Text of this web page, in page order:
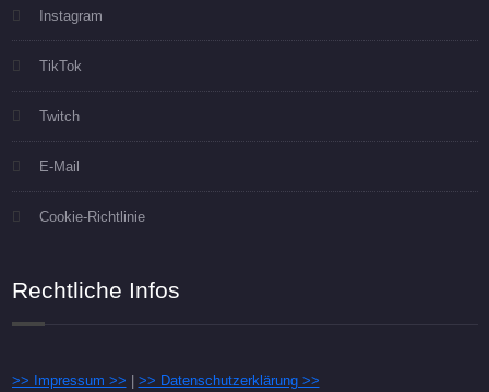
Instagram
TikTok
Twitch
E-Mail
Cookie-Richtlinie
Rechtliche Infos
>> Impressum >> >> Datenschutzerklärung >>